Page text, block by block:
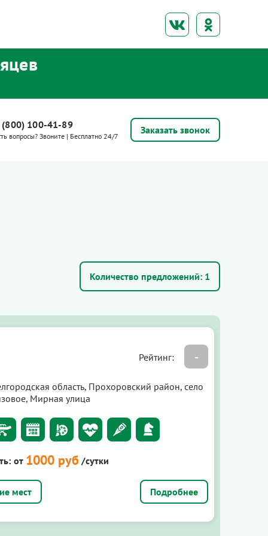
(800) 100-41-89
вопросы? Звоните | Бесплатно 24/7
Заказать звонок
Количество предложений: 1
Рейтинг: -
область, Прохоровский район, село
Мирная улица
от 1000 руб /сутки
Подробнее